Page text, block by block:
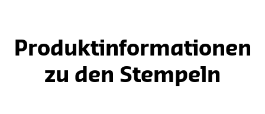
Produktinformationen
zu den Stempeln